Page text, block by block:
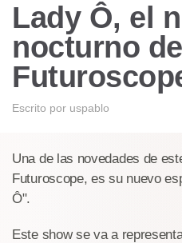
Lady Ô, el
nocturno de
Escrito por uspablo
Una de las novedades de
Futuroscope, es su nuevo
Ô".
Este show se va a